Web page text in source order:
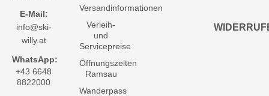
E-Mail:
info@ski-
willy.at
WhatsApp:
+43 6648
8822000
Versandinformationen
Verleih-
und
Servicepreise
Öffnungszeiten
Ramsau
Wanderpass